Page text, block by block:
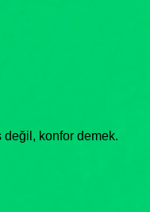
değil, konfor demek.